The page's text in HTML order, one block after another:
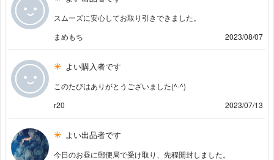
スムーズに安心してお取り引きできました。
まめもち
2023/08/07
よい購入者です
このたびはありがとうございました(^-^)
r20
2023/07/13
よい出品者です
今日のお昼に郵便局で受け取り、先程開封しました。